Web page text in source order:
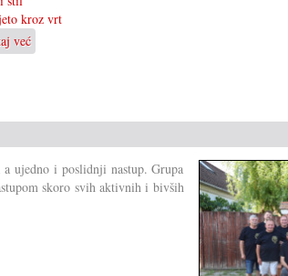
kroz vrt
već
Vrt
ujedno i poslidnji nastup. Grupa
skoro svih aktivnih i bivših